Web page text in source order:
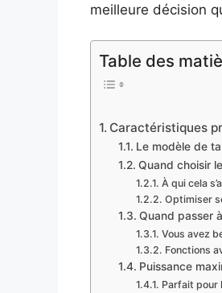
meilleure décision
Table des
Caractéristiques
Le modèle de
Quand choisir
À qui cela
Optimiser
Quand passer
Vous avez
Fonctions
Puissance
Parfait pour